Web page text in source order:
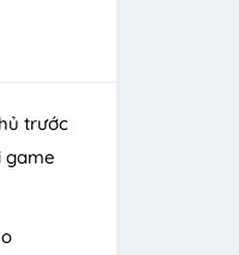
trước
game